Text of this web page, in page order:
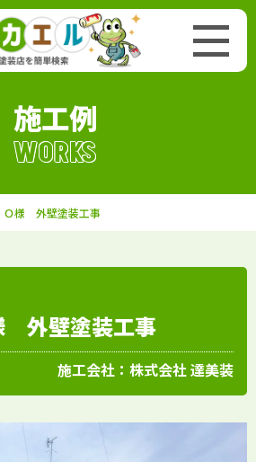
施工例
WORKS
様 外壁塗装工事
外壁塗装工事
施工会社： 株式会社 達美装